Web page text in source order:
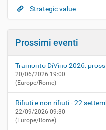
Strategic value
Prossimi eventi
Tramonto DiVino 2026:
20/06/2026 19:00
(Europe/Rome)
Rifiuti e non rifiuti - 22
22/09/2026 09:30
(Europe/Rome)